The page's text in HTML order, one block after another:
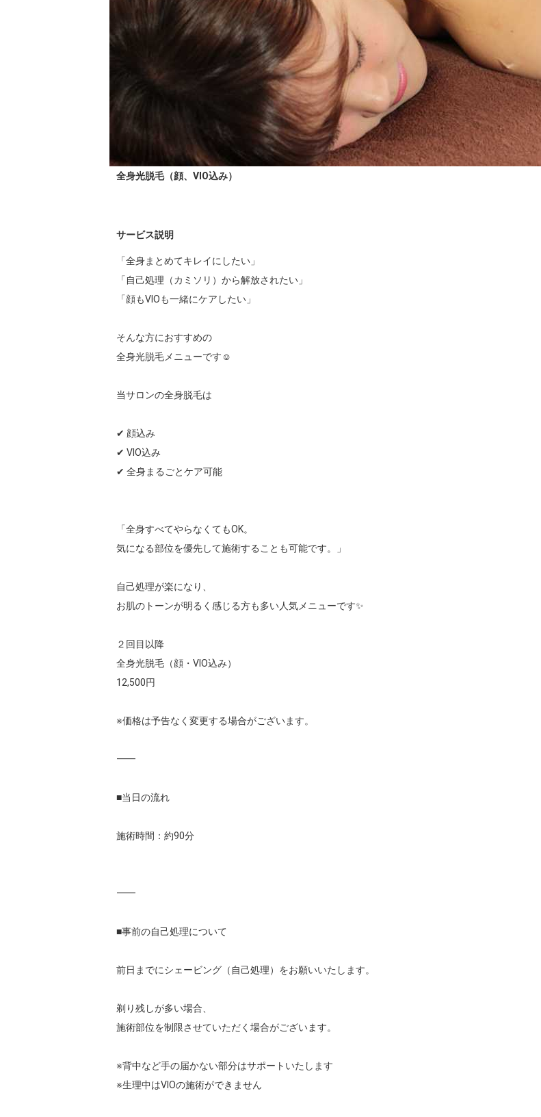
全身光脱毛（顔、VIO込み）
サービス説明
「全身まとめてキレイにしたい」
「自己処理（カミソリ）から解放されたい」
「顔もVIOも一緒にケアしたい」
そんな方におすすめの
全身光脱毛メニューです☺️
当サロンの全身脱毛は
✔ 顔込み
✔ VIO込み
✔ 全身まるごとケア可能
「全身すべてやらなくてもOK。
気になる部位を優先して施術することも可能です。」
自己処理が楽になり、
お肌のトーンが明るく感じる方も多い人気メニューです✨
２回目以降
全身光脱毛（顔・VIO込み）
12,500円
※価格は予告なく変更する場合がございます。
⸻
■当日の流れ
施術時間：約90分
⸻
■事前の自己処理について
前日までにシェービング（自己処理）をお願いいたします。
剃り残しが多い場合、
施術部位を制限させていただく場合がございます。
※背中など手の届かない部分はサポートいたします
※生理中はVIOの施術ができません